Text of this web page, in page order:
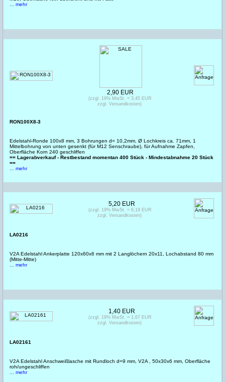
... mehr
RON100X8-3
Edelstahl-Ronde 100x8 mm, 3 Bohrungen d= 10,2mm, Ø Lochkreis ca. 71mm, 1
Mittelbohrung von unten gesenkt (für M12 Senschraube), für Aufnahme Zapfen,
Oberfläche Korn 240 geschliffen
== Lagerabverkauf - Restbestand momentan 400 Stück - Mindestabnahme 20 Stück
==
... mehr
2,90 EUR
(zzgl. 19% MwSt. = 3,45 EUR
zzgl. Versandkosten)
LA0216
V2A Edelstahl Ankerplatte 120x60x6 mm mit 2 Langlöchern 20x11, Lochabstand 80 mm
(Mitte-Mitte)
... mehr
5,20 EUR
(zzgl. 19% MwSt. = 6,19 EUR
zzgl. Versandkosten)
LA02161
V2A Edelstahl Anschweißlasche mit Rundloch d=9 mm, V2A , 50x30x6 mm, Oberfläche
roh/ungeschliffen
... mehr
1,40 EUR
(zzgl. 19% MwSt. = 1,67 EUR
zzgl. Versandkosten)